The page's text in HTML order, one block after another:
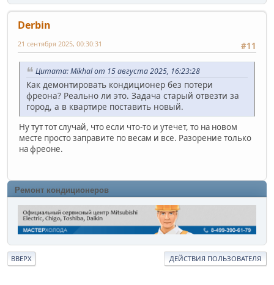
Derbin
#11
21 сентября 2025, 00:30:31
Цитата: Mikhal от 15 августа 2025, 16:23:28
Как демонтировать кондиционер без потери
фреона? Реально ли это. Задача старый отвезти за
город, а в квартире поставить новый.
Ну тут тот случай, что если что-то и утечет, то на новом
месте просто заправите по весам и все. Разорение только
на фреоне.
Ремонт кондиционеров
ВВЕРХ ДЕЙСТВИЯ ПОЛЬЗОВАТЕЛЯ